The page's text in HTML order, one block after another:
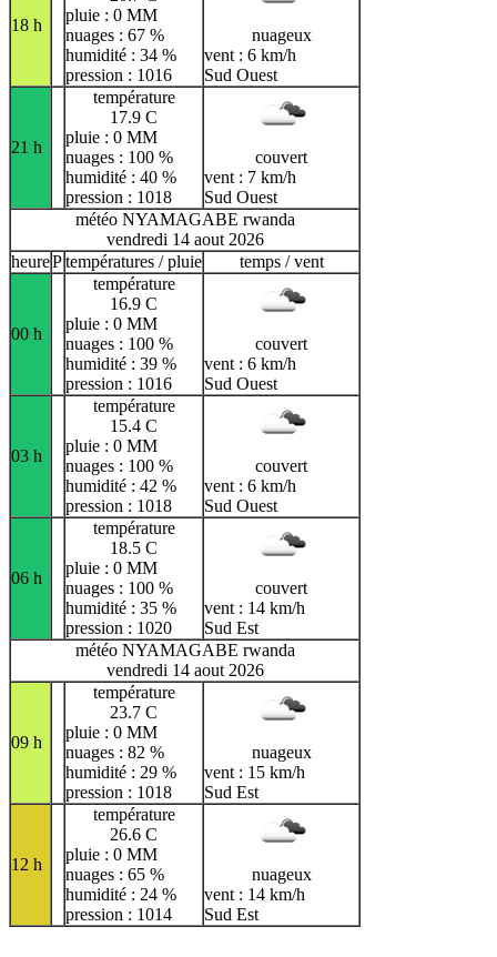
18 h
pluie : 0 MM
nuages : 67 %
humidité : 34 %
pression : 1016
nuageux
vent : 6 km/h
Sud Ouest
21 h
température
17.9 C
pluie : 0 MM
nuages : 100 %
humidité : 40 %
pression : 1018
couvert
vent : 7 km/h
Sud Ouest
météo NYAMAGABE rwanda
vendredi 14 aout 2026
heurePtempératures / pluie temps / vent
00 h
température
16.9 C
pluie : 0 MM
nuages : 100 %
humidité : 39 %
pression : 1016
couvert
vent : 6 km/h
Sud Ouest
03 h
température
15.4 C
pluie : 0 MM
nuages : 100 %
humidité : 42 %
pression : 1018
couvert
vent : 6 km/h
Sud Ouest
06 h
température
18.5 C
pluie : 0 MM
nuages : 100 %
humidité : 35 %
pression : 1020
couvert
vent : 14 km/h
Sud Est
météo NYAMAGABE rwanda
vendredi 14 aout 2026
09 h
température
23.7 C
pluie : 0 MM
nuages : 82 %
humidité : 29 %
pression : 1018
nuageux
vent : 15 km/h
Sud Est
12 h
température
26.6 C
pluie : 0 MM
nuages : 65 %
humidité : 24 %
pression : 1014
nuageux
vent : 14 km/h
Sud Est